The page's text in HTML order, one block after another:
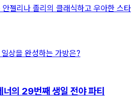
젤리나 졸리의 클래식하고 우아한 스타
너의 29번째 생일 전야 파티